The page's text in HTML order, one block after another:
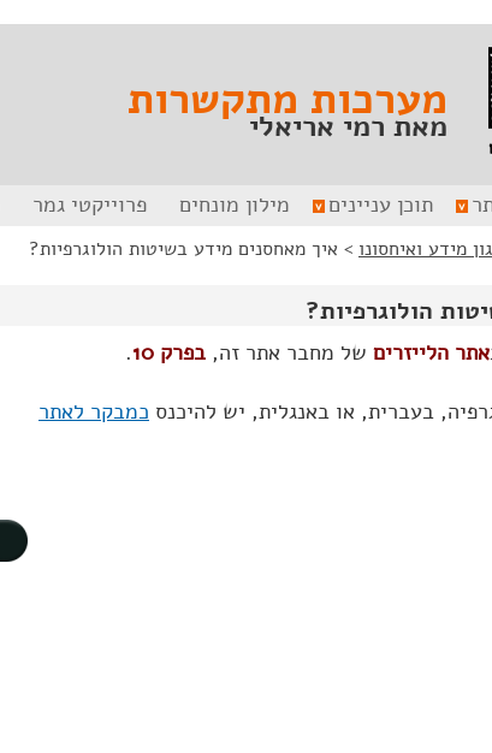
מערכות מתקשרות
מאת רמי אריאלי
תוכן עניינים מילון מונחים פרוייקטי גמר
> איך מאחסנים מידע בשיטות הולוגרפיות?
הולוגרפיות?
אתר הלייזרים של מחבר אתר זה, בפרק 10 .
בעברית, או באנגלית, יש להיכנס כמבקר לאתר